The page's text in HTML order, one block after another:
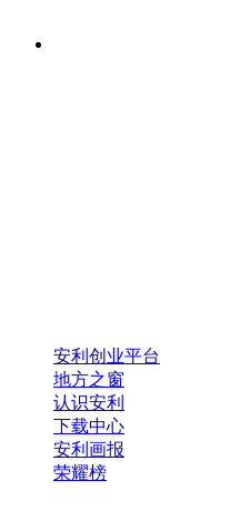
安利创业平台
地方之窗
认识安利
下载中心
安利画报
荣耀榜